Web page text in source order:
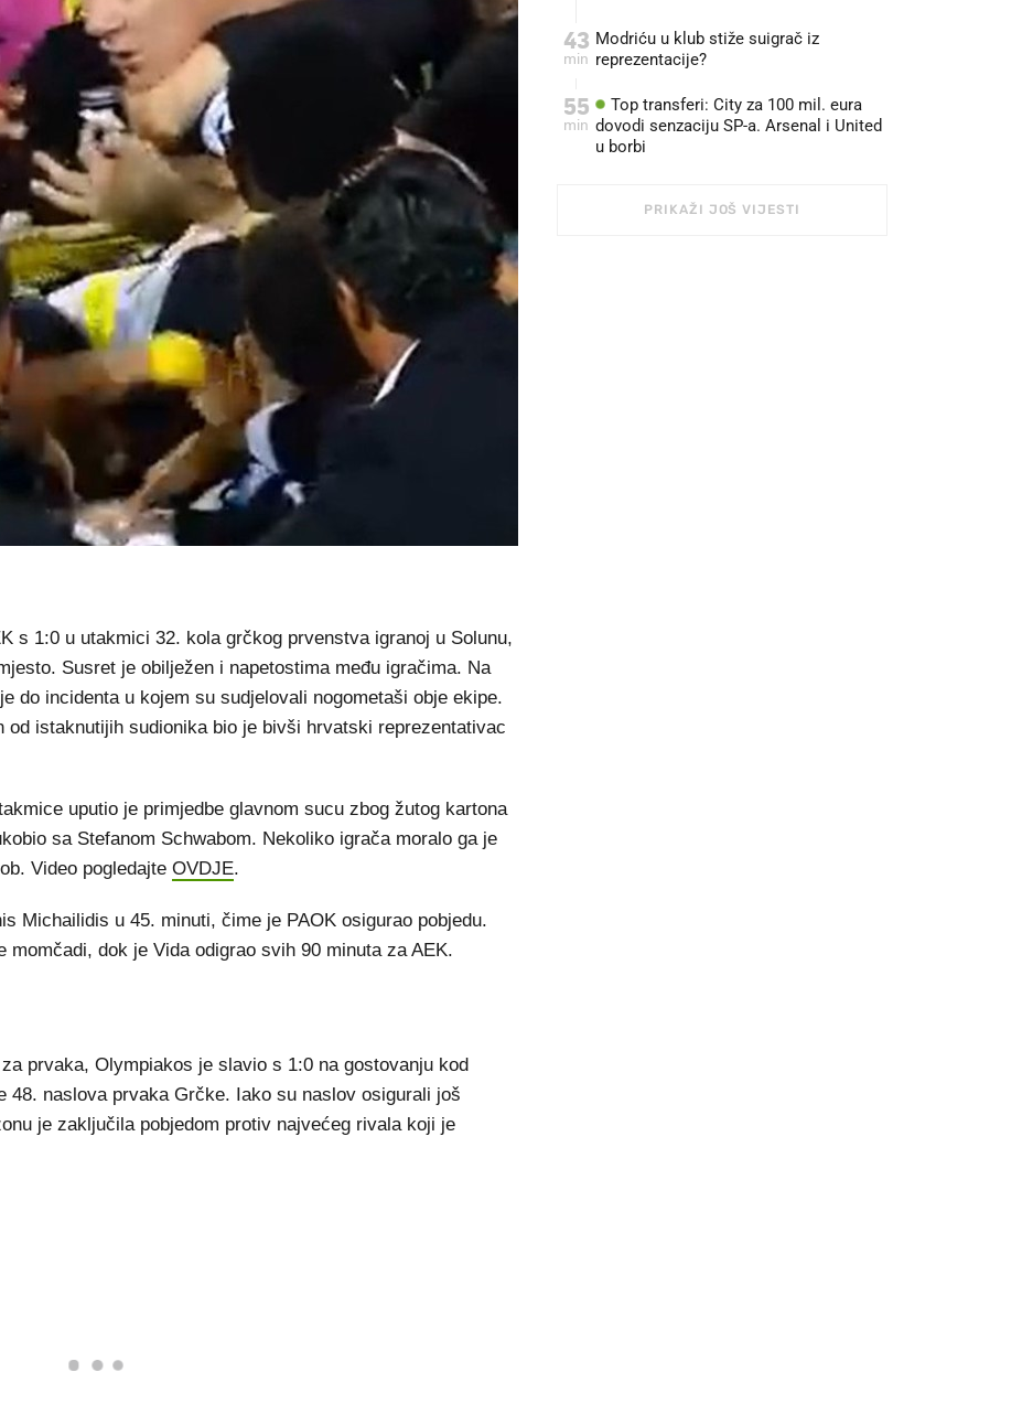
s 1:0 u utakmici 32. kola grčkog prvenstva igranoj u Solunu,
Susret je obilježen i napetostima među igračima. Na
do incidenta u kojem su sudjelovali nogometaši obje ekipe.
od istaknutijih sudionika bio je bivši hrvatski reprezentativac
uputio je primjedbe glavnom sucu zbog žutog kartona
sa Stefanom Schwabom. Nekoliko igrača moralo ga je
Video pogledajte OVDJE.
Michailidis u 45. minuti, čime je PAOK osigurao pobjedu.
momčadi, dok je Vida odigrao svih 90 minuta za AEK.
prvaka, Olympiakos je slavio s 1:0 na gostovanju kod
48. naslova prvaka Grčke. Iako su naslov osigurali još
je zaključila pobjedom protiv najvećeg rivala koji je
43
min
Modriću u klub stiže suigrač iz
reprezentacije?
55
min
Top transferi: City za 100 mil. eura
dovodi senzaciju SP-a. Arsenal i United
u borbi
PRIKAŽI JOŠ VIJESTI